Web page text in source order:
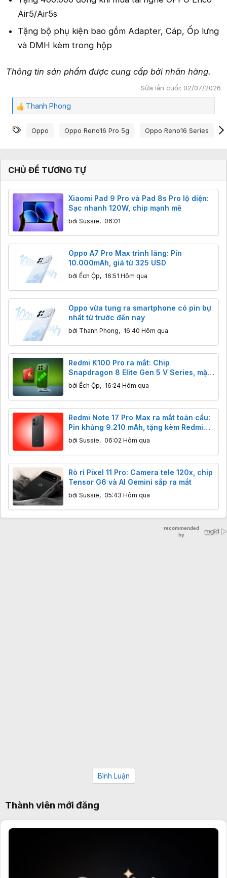
Air5/Air5s
Tặng bộ phụ kiện bao gồm Adapter, Cáp, Ốp lưng
và DMH kèm trong hộp
Thông tin sản phẩm được cung cấp bởi nhãn hàng.
Sửa lần cuối: 02/07/2026
C
m
c
:
Thanh Phong
Từ khóa
Oppo Oppo Reno16 Pro 5g Oppo Reno16 Series
CHỦ ĐỀ TƯƠNG TỰ
Xiaomi Pad 9 Pro và Pad 8s Pro lộ diện:
Sạc nhanh 120W, chip mạnh mẽ
bởi Sussie, 06:01
Oppo A7 Pro Max trình làng: Pin
10.000mAh, giá từ 325 USD
bởi Ếch Ộp, 16:51 Hôm qua
Oppo vừa tung ra smartphone có pin bự
nhất từ trước đến nay
bởi Thanh Phong, 16:40 Hôm qua
Redmi K100 Pro ra mắt: Chip
Snapdragon 8 Elite Gen 5 V Series, mặt
lưng phát sáng cực độc
bởi Ếch Ộp, 16:24 Hôm qua
Redmi Note 17 Pro Max ra mắt toàn cầu:
Pin khủng 9.210 mAh, tặng kèm Redmi
Watch 6
bởi Sussie, 06:02 Hôm qua
Rò rỉ Pixel 11 Pro: Camera tele 120x, chip
Tensor G6 và AI Gemini sắp ra mắt
bởi Sussie, 05:43 Hôm qua
Bình Luận
Thành viên mới đăng